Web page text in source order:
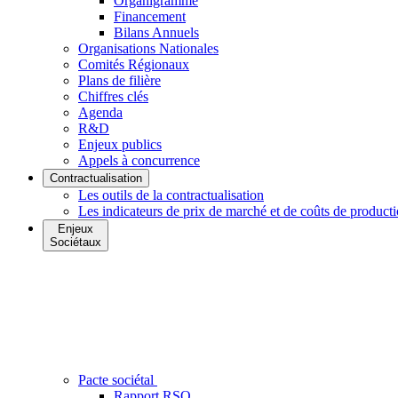
Financement
Bilans Annuels
Organisations Nationales
Comités Régionaux
Plans de filière
Chiffres clés
Agenda
R&D
Enjeux publics
Appels à concurrence
Contractualisation
Les outils de la contractualisation
Les indicateurs de prix de marché et de coûts de
Enjeux
Sociétaux
Pacte sociétal